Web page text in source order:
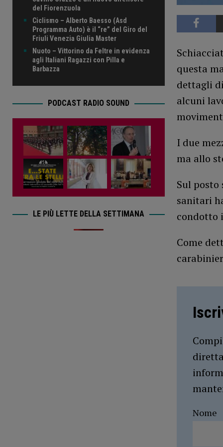
questa
dettagli
alcuni
I due
ma allo
Sul
sanitari
condotto
Come
Nome
del Fiorenzuola
Ciclismo – Alberto Baesso (Asd
Programma Auto) è il “re” del Giro del
Friuli Venezia Giulia Master
Nuoto – Vittorino da Feltre in evidenza
agli Italiani Ragazzi con Pilla e
Barbazza
PODCAST RADIO SOUND
LE PIÙ LETTE DELLA SETTIMANA